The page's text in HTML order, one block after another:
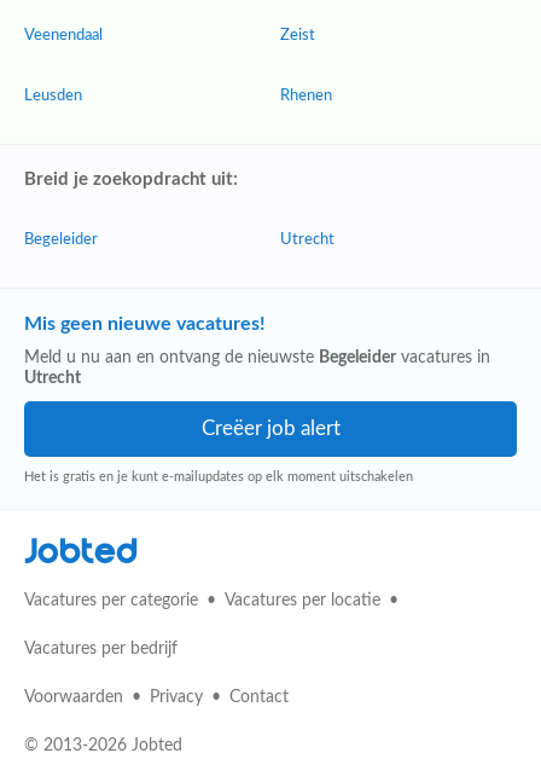
Veenendaal
Leusden
Zeist
Rhenen
Breid je zoekopdracht uit:
Begeleider Utrecht
Mis geen nieuwe vacatures!
Meld u nu aan en ontvang de nieuwste Begeleider vacatures in
Utrecht
Het is gratis en je kunt e-mailupdates op elk moment uitschakelen
Jobted
Vacatures per categorie Vacatures per locatie
Vacatures per bedrijf
Voorwaarden Privacy Contact
© 2013-2026 Jobted